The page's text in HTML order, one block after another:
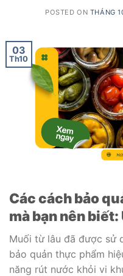
POSTED ON THÁNG
03
Th10
Các cách bảo
mà bạn nên
Muối từ lâu đã được sử
bảo quản thực phẩm
năng rút nước khỏi vi